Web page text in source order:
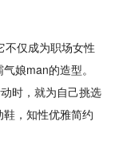
不仅成为职场女性
娘man的造型。
时，就为自己挑选
，知性优雅简约